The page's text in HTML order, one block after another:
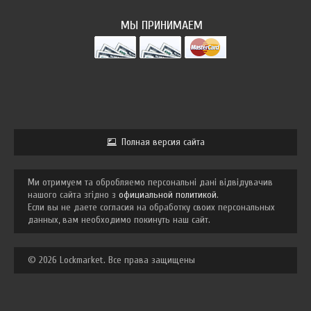
МЫ ПРИНИМАЕМ
Полная версия сайта
Ми отримуем та обробляемо персональні дані відвідувачив
нашого сайта згідно з официальной политикой.
Если вы не даете согласия на обработку своих персональных
данных, вам необходимо покинуть наш сайт.
© 2026 Lockmarket. Все права защищены